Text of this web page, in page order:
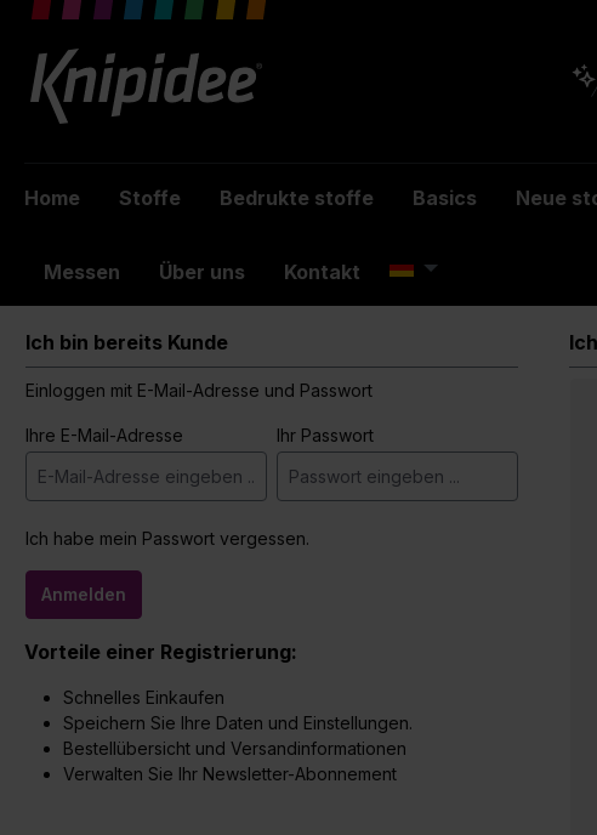
springen
Home Stoffe Bedrukte stoffe Basics Neue
Messen Über uns Kontakt
Ich bin bereits Kunde
Einloggen mit E-Mail-Adresse und Passwort
Ihre E-Mail-Adresse Ihr Passwort
Ich habe mein Passwort vergessen.
Anmelden
Vorteile einer Registrierung:
Schnelles Einkaufen
Speichern Sie Ihre Daten und Einstellungen.
Bestellübersicht und Versandinformationen
Verwalten Sie Ihr Newsletter-Abonnement